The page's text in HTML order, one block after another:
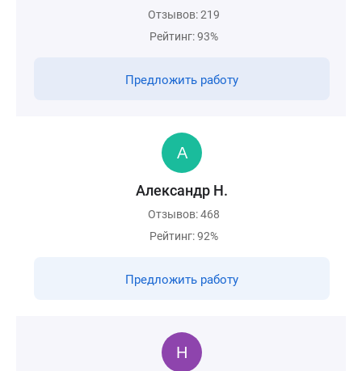
Отзывов: 219
Рейтинг: 93%
Предложить работу
Александр Н.
Отзывов: 468
Рейтинг: 92%
Предложить работу